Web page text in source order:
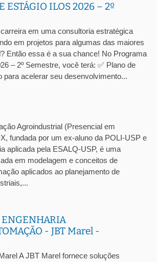
ESTÁGIO ILOS 2026 – 2º
em uma consultoria estratégica
em projetos para algumas das maiores
Então essa é a sua chance! No Programa
– 2º Semestre, você terá: ✅ Plano de
para acelerar seu desenvolvimento...
Agroindustrial (Presencial em
fundada por um ex-aluno da POLI-USP e
aplicada pela ESALQ-USP, é uma
em modelagem e conceitos de
aplicados ao planejamento de
ENGENHARIA
- JBT Marel -
A JBT Marel fornece soluções